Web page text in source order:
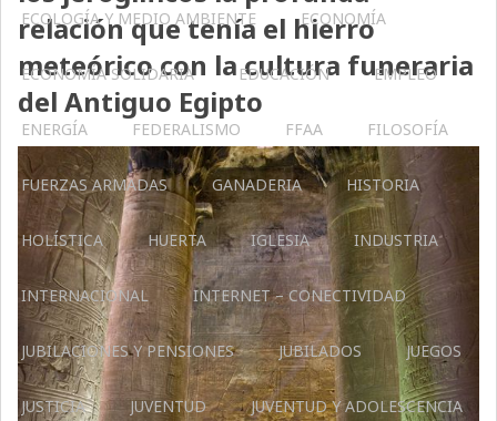
ECOLOGÍA Y MEDIO AMBIENTE ECONOMÍA
ECONOMÍA SOLIDARIA EDUCACIÓN EMPLEO
ENERGÍA FEDERALISMO FFAA FILOSOFÍA
FUERZAS ARMADAS GANADERIA HISTORIA
HOLÍSTICA HUERTA IGLESIA INDUSTRIA
INTERNACIONAL INTERNET – CONECTIVIDAD
JUBILACIONES Y PENSIONES JUBILADOS JUEGOS
JUSTICIA JUVENTUD JUVENTUD Y ADOLESCENCIA
relación que tenía el hierro
meteórico con la cultura funeraria
del Antiguo Egipto